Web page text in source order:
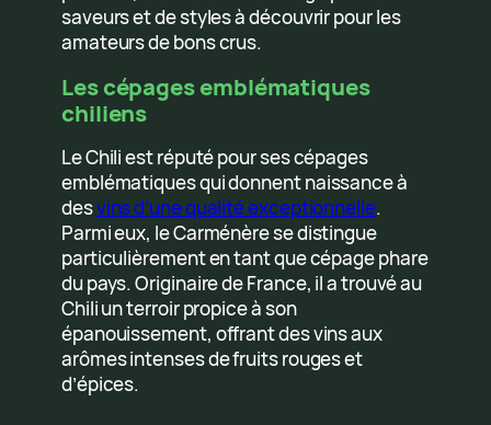
saveurs et de styles à découvrir pour les
amateurs de bons crus.
Les cépages emblématiques
chiliens
Le Chili est réputé pour ses cépages
emblématiques qui donnent naissance à
desvins d’une qualité exceptionnelle.
Parmi eux, le Carménère se distingue
particulièrement en tant que cépage phare
du pays. Originaire de France, il a trouvé au
Chili un terroir propice à son
épanouissement, offrant des vins aux
arômes intenses de fruits rouges et
d’épices.